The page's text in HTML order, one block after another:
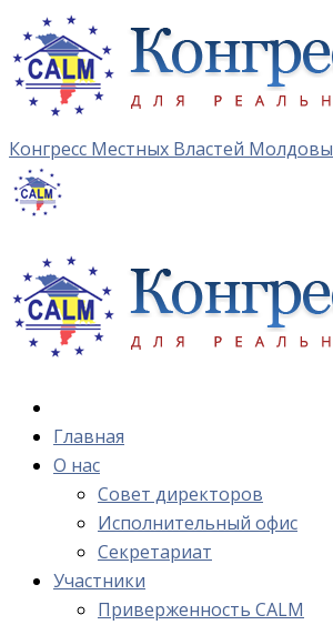
Конгресс Местных Властей Молдовы
Главная
О нас
Cовет директоров
Исполнительный офис
Cекретариат
Участники
Приверженность CALM